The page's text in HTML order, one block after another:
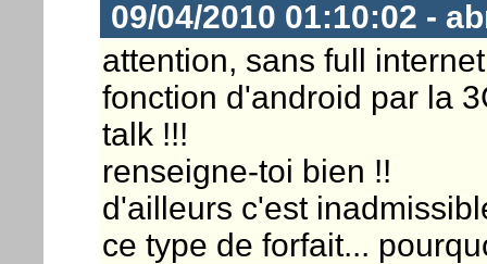
09/04/2010 01:10:02 -
attention, sans full
fonction d'android par la
talk !!!
renseigne-toi bien !!
d'ailleurs c'est
ce type de forfait...